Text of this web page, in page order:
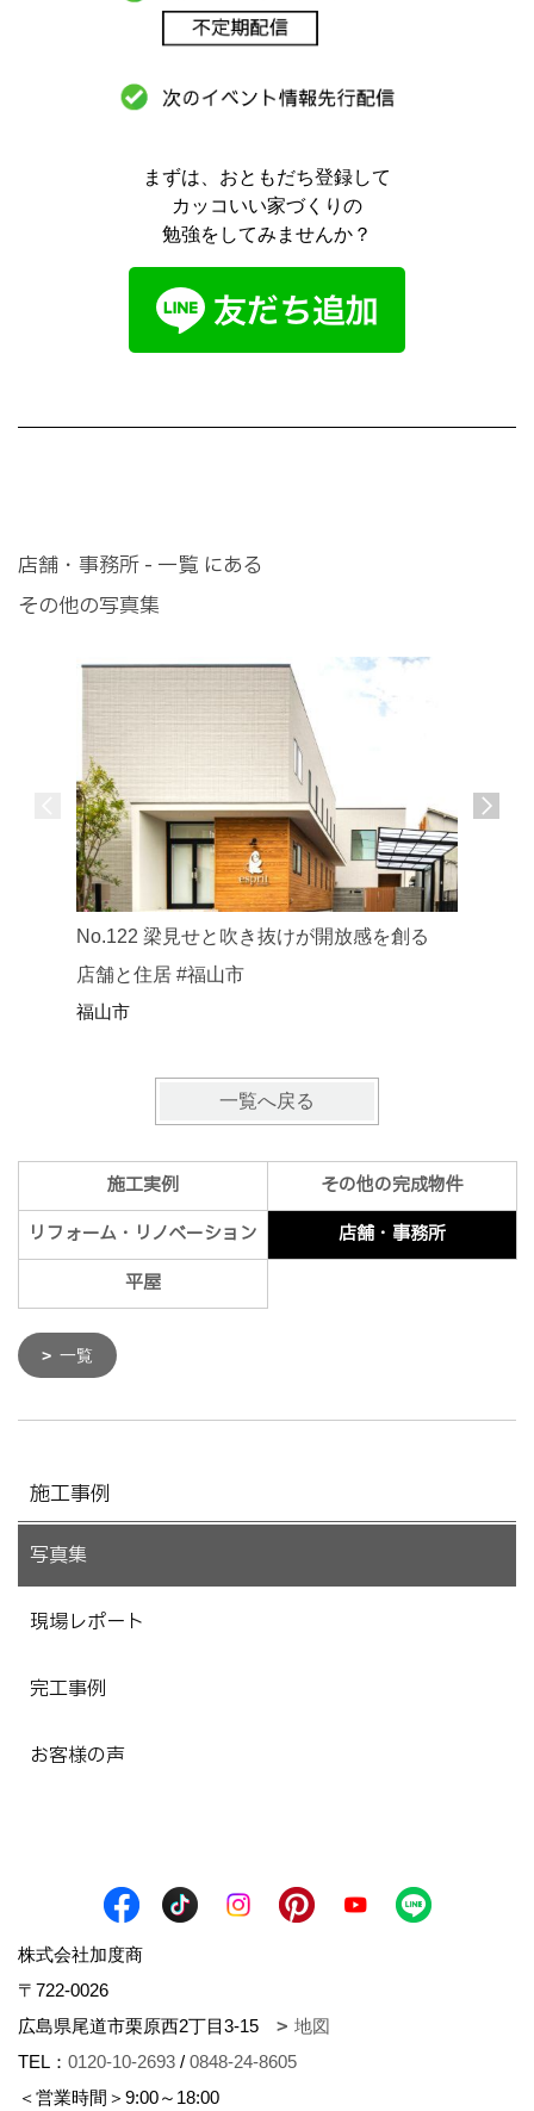
まずは、おともだち登録して
カッコいい家づくりの
勉強をしてみませんか？
店舗・事務所 - 一覧 にある
その他の写真集
No.122 梁見せと吹き抜けが開放感を創る
店舗と住居 #福山市
福山市
一覧へ戻る
施工実例
その他の完成物件
リフォーム・リノベーション
店舗・事務所
平屋
一覧
施工事例
写真集
現場レポート
完工事例
お客様の声
株式会社加度商
〒722-0026
広島県尾道市栗原西2丁目3-15
地図
TEL： 0120-10-2693 / 0848-24-8605
＜営業時間＞9:00～18:00